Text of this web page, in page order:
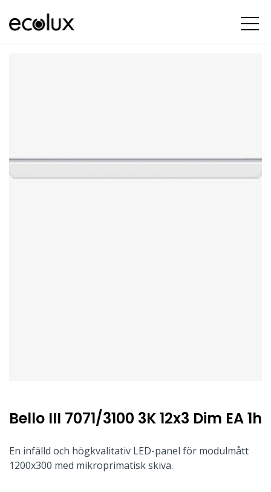
Bello III 7071/3100 3K 12x3 Dim EA 1h
En infälld och högkvalitativ LED-panel för modulmått
1200x300 med mikroprimatisk skiva.